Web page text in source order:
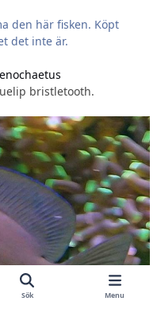
den här fisken. Köpt
det inte är.
bristletooth.
Sök Menu